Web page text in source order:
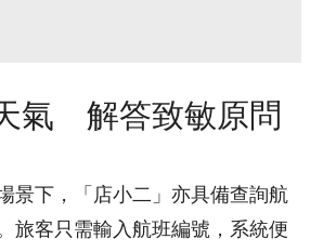
氣 解答致敏原問
景下，「店小二」亦具備查詢航
旅客只需輸入航班編號，系統便